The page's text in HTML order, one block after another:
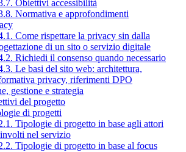
Obiettivi accessibilità
Normativa e approfondimenti
Come rispettare la privacy sin dalla
di un sito o servizio digitale
Richiedi il consenso quando necessario
Le basi del sito web: architettura,
privacy, riferimenti DPO
gestione e strategia
del progetto
di progetti
Tipologie di progetto in base agli attori
nel servizio
Tipologie di progetto in base al focus